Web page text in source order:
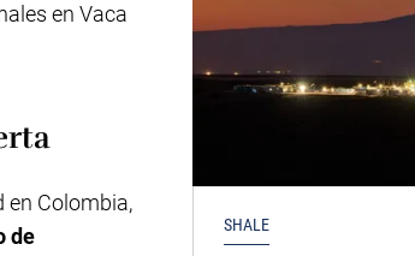
en Vaca
en Colombia,
de
SHALE